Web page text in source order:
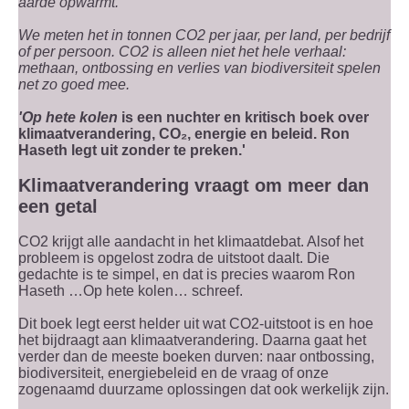
We meten het in tonnen CO2 per jaar, per land, per bedrijf
of per persoon. CO2 is alleen niet het hele verhaal:
methaan, ontbossing en verlies van biodiversiteit spelen
net zo goed mee.
'Op hete kolen is een nuchter en kritisch boek over
klimaatverandering, CO₂, energie en beleid. Ron
Haseth legt uit zonder te preken.'
Klimaatverandering vraagt om meer dan
een getal
CO2 krijgt alle aandacht in het klimaatdebat. Alsof het
probleem is opgelost zodra de uitstoot daalt. Die
gedachte is te simpel, en dat is precies waarom Ron
Haseth …Op hete kolen… schreef.
Dit boek legt eerst helder uit wat CO2-uitstoot is en hoe
het bijdraagt aan klimaatverandering. Daarna gaat het
verder dan de meeste boeken durven: naar ontbossing,
biodiversiteit, energiebeleid en de vraag of onze
zogenaamd duurzame oplossingen dat ook werkelijk zijn.